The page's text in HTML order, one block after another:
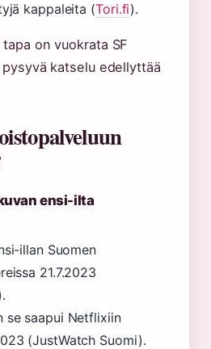
kappaleita (Tori.fi).
on vuokrata SF
katselu edellyttää
ensi-ilta
illan Suomen
21.7.2023
se saapui Netflixiin
(JustWatch Suomi).